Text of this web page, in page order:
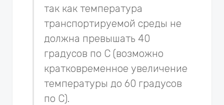
так как температура
транспортируемой среды не
должна превышать 40
градусов по С (возможно
кратковременное увеличение
температуры до 60 градусов
по С).